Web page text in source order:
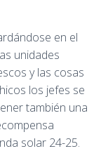
en el
unidades
y las cosas
los jefes se
también una
solar 24-25.